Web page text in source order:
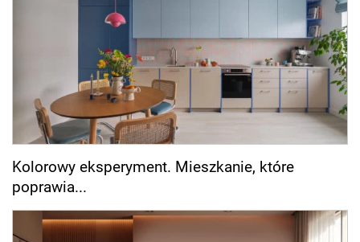
Kolorowy eksperyment. Mieszkanie, które
poprawia...